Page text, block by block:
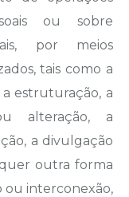
ou sobre
por meios
tais como a
estruturação, a
alteração, a
a divulgação
outra forma
ou interconexão,